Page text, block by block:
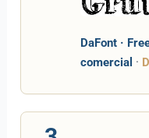
DaFont ·
comercial ·